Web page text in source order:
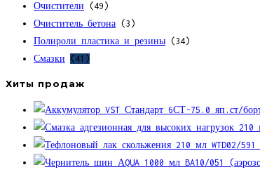
Очистители (49)
Очиститель бетона (3)
Полироли пластика и резины (34)
Смазки
(41)
Хиты продаж